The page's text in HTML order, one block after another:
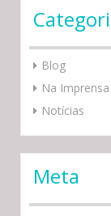
Blog
Na Imprensa
Notícias
Meta